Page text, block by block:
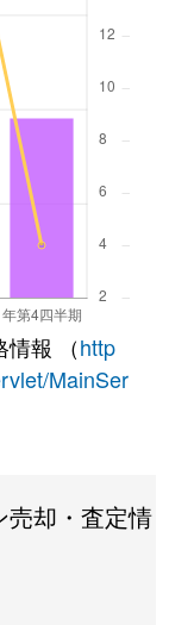
報 （http
MainSer
売却・査定情